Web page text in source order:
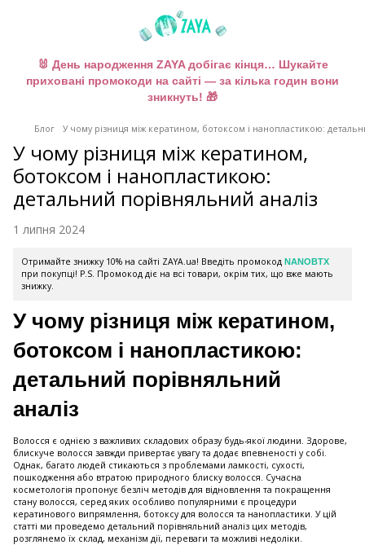
🐰 День народження ZAYA добігає кінця… Шукайте
приховані промокоди на сайті — за кілька годин вони
зникнуть! 🎁
Блог У чому різниця між кератином, ботоксом і нанопластикою:
У чому різниця між кератином,
ботоксом і нанопластикою:
детальний порівняльний аналіз
1 липня 2024
Отримайте знижку 10% на сайті ZAYA.ua! Введіть промокод NANOBTX
при покупці! P.S. Промокод діє на всі товари, окрім тих, що вже мають
знижку.
У чому різниця між кератином,
ботоксом і нанопластикою:
детальний порівняльний
аналіз
Волосся є однією з важливих складових образу будь-якої людини. Здорове,
блискуче волосся завжди привертає увагу та додає впевненості у собі.
Однак, багато людей стикаються з проблемами ламкості, сухості,
пошкодження або втратою природного блиску волосся. Сучасна
косметологія пропонує безліч методів для відновлення та покращення
стану волосся, серед яких особливо популярними є процедури
кератинового випрямлення, ботоксу для волосся та нанопластики. У цій
статті ми проведемо детальний порівняльний аналіз цих методів,
розглянемо їх склад, механізм дії, переваги та можливі недоліки.